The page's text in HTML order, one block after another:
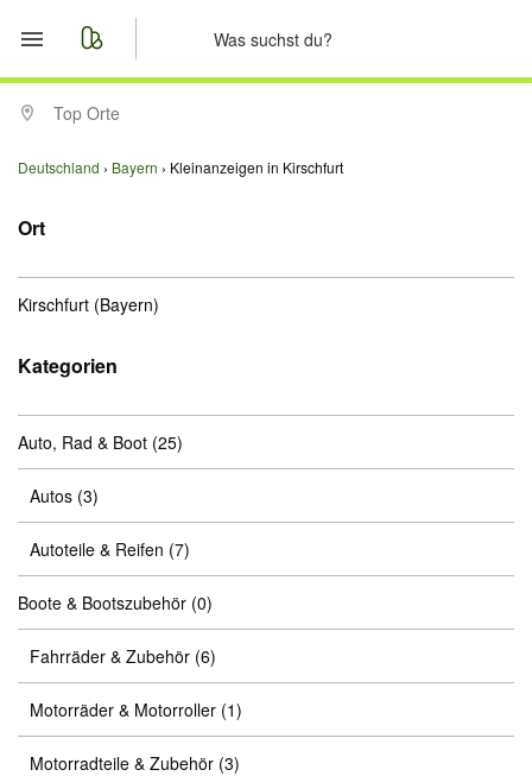
Start
Merkliste
Anzeige aufgeben
Top Orte
Deutschland Bayern Kleinanzeigen in Kirschfurt
Ort
Kirschfurt (Bayern)
Kategorien
Auto, Rad & Boot (25)
Autos (3)
Autoteile & Reifen (7)
Boote & Bootszubehör (0)
Fahrräder & Zubehör (6)
Motorräder & Motorroller (1)
Motorradteile & Zubehör (3)